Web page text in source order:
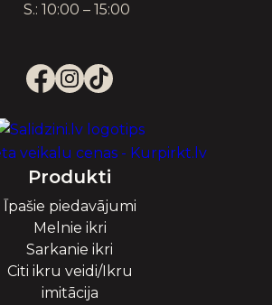
S.: 10:00 – 15:00
Produkti
Īpašie piedavājumi
Melnie ikri
Sarkanie ikri
Citi ikru veidi/Ikru
imitācija